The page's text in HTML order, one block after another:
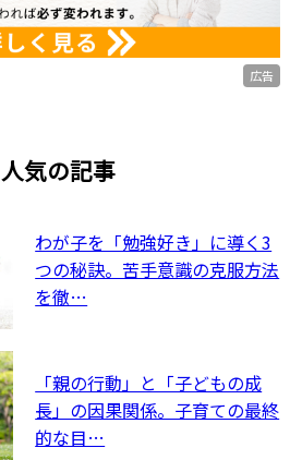
広告
人気の記事
わが子を「勉強好き」に導く3
つの秘訣。苦手意識の克服方法
を徹…
「親の行動」と「子どもの成
長」の因果関係。子育ての最終
的な目…